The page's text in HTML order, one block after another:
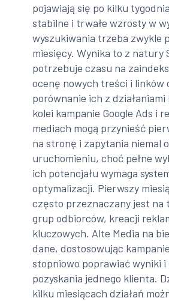
pojawiają się po kilku
stabilne i trwałe wzrosty w
wyszukiwania trzeba zwykle
miesięcy. Wynika to z natury
potrzebuje czasu na
ocenę nowych treści i linków
porównanie ich z
kolei kampanie Google Ads i
mediach mogą przynieść
na stronę i zapytania niemal
uruchomieniu, choć pełne
ich potencjału wymaga
optymalizacji. Pierwszy
często przeznaczany jest na
grup odbiorców, kreacji
kluczowych. Alte Media na
dane, dostosowując
stopniowo poprawiać wyniki i
pozyskania jednego klienta.
kilku miesiącach działań